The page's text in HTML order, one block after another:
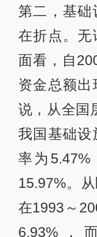
第二，基础
在折点。无
面看，自
资金总额出
说，从全国
我国基础设
率为
15.97%。
在1993～
6.93%，